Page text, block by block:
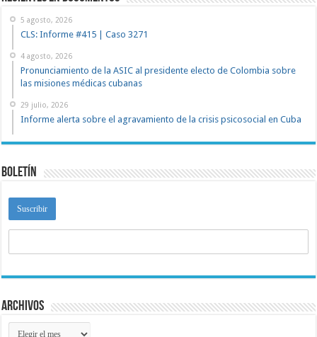
5 agosto, 2026
CLS: Informe #415 | Caso 3271
4 agosto, 2026
Pronunciamiento de la ASIC al presidente electo de Colombia sobre
las misiones médicas cubanas
29 julio, 2026
Informe alerta sobre el agravamiento de la crisis psicosocial en Cuba
Boletín
Archivos
Archivos